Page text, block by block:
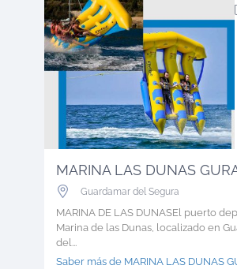
MARINA LAS DUNAS
Guardamar del Segura
MARINA DE LAS DUNASEl puerto
Marina de las Dunas, localizado en
del...
Saber más de MARINA LAS DUNAS